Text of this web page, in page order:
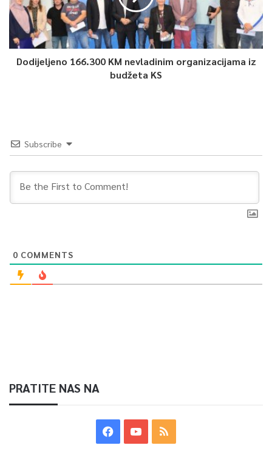
Dodijeljeno 166.300 KM nevladinim organizacijama iz
budžeta KS
Subscribe
0 COMMENTS
PRATITE NAS NA